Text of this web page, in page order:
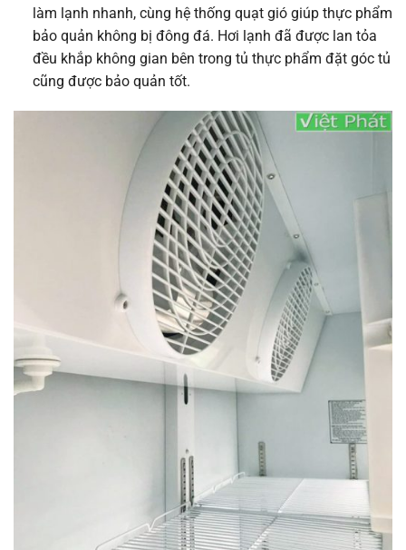
làm lạnh nhanh, cùng hệ thống quạt gió giúp thực phẩm
bảo quản không bị đông đá. Hơi lạnh đã được lan tỏa
đều khắp không gian bên trong tủ thực phẩm đặt góc tủ
cũng được bảo quản tốt.